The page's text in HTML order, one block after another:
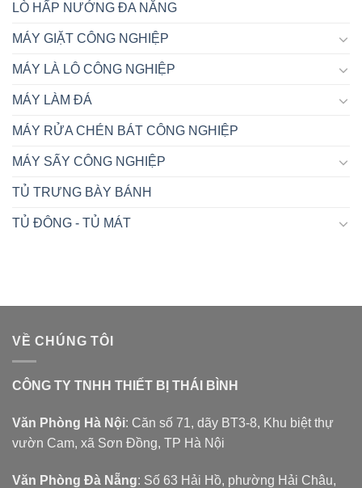
LÒ HẤP NƯỚNG ĐA NĂNG
MÁY GIẶT CÔNG NGHIỆP
MÁY LÀ LÔ CÔNG NGHIỆP
MÁY LÀM ĐÁ
MÁY RỬA CHÉN BÁT CÔNG NGHIỆP
MÁY SẤY CÔNG NGHIỆP
TỦ TRƯNG BÀY BÁNH
TỦ ĐÔNG - TỦ MÁT
VỀ CHÚNG TÔI
CÔNG TY TNHH THIẾT BỊ THÁI BÌNH
Văn Phòng Hà Nội: Căn số 71, dãy BT3-8, Khu biệt thự
vườn Cam, xã Sơn Đồng, TP Hà Nội
Văn Phòng Đà Nẵng: Số 63 Hải Hồ, phường Hải Châu,